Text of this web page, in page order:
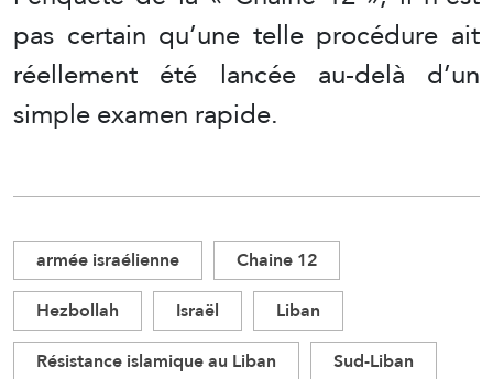
pas certain qu’une telle procédure ait
réellement été lancée au-delà d’un
simple examen rapide.
armée israélienne
Chaine 12
Hezbollah
Israël
Liban
Résistance islamique au Liban
Sud-Liban